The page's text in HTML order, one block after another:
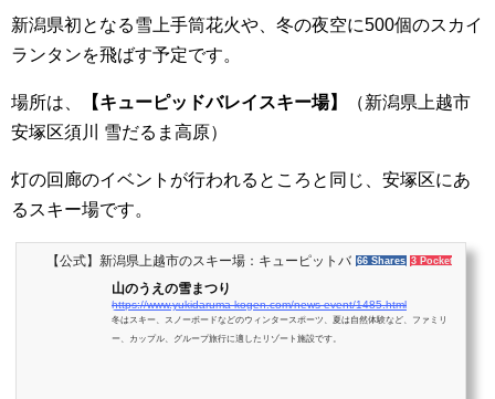
新潟県初となる雪上手筒花火や、冬の夜空に500個のスカイ
ランタンを飛ばす予定です。
場所は、 【キューピッドバレイスキー場】
（新潟県上越市
安塚区須川 雪だるま高原）
灯の回廊のイベントが行われるところと同じ、安塚区にあ
るスキー場です。
【公式】新潟県上越市のスキー場：キューピットバレイ66 Shares 3 Pockets
山のうえの雪まつり
https://www.yukidaruma-kogen.com/news-event/1485.html
冬はスキー、スノーボードなどのウィンタースポーツ、夏は自然体験など、ファミリ
ー、カップル、グループ旅行に適したリゾート施設です。